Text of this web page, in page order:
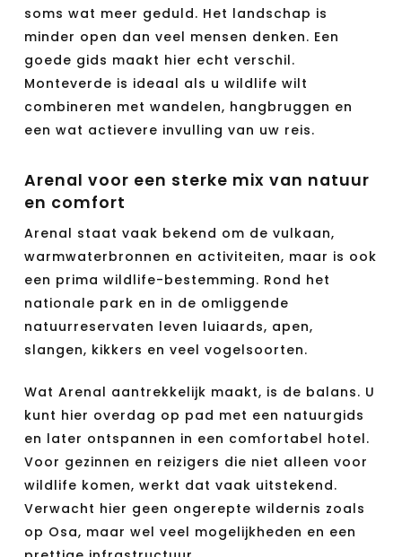
soms wat meer geduld. Het landschap is
minder open dan veel mensen denken. Een
goede gids maakt hier echt verschil.
Monteverde is ideaal als u wildlife wilt
combineren met wandelen, hangbruggen en
een wat actievere invulling van uw reis.
Arenal voor een sterke mix van natuur
en comfort
Arenal staat vaak bekend om de vulkaan,
warmwaterbronnen en activiteiten, maar is ook
een prima wildlife-bestemming. Rond het
nationale park en in de omliggende
natuurreservaten leven luiaards, apen,
slangen, kikkers en veel vogelsoorten.
Wat Arenal aantrekkelijk maakt, is de balans. U
kunt hier overdag op pad met een natuurgids
en later ontspannen in een comfortabel hotel.
Voor gezinnen en reizigers die niet alleen voor
wildlife komen, werkt dat vaak uitstekend.
Verwacht hier geen ongerepte wildernis zoals
op Osa, maar wel veel mogelijkheden en een